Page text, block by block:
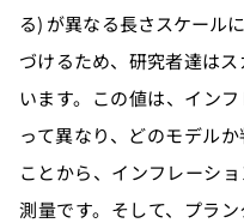
る) が異なる長さスケール
づけるため、研究者達は
います。この値は、イン
って異なり、どのモデル
ことから、インフレーシ
測量です。そして、プラ